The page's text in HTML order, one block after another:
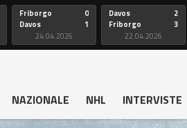
Friborgo
Davos
0
1
24.04.2026
Davos
Friborgo
2
3
22.04.2026
NAZIONALE NHL INTERVISTE